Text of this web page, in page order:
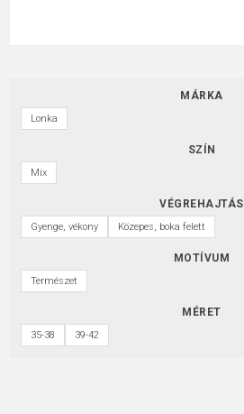
MÁRKA
Lonka
SZÍN
Mix
VÉGREHAJTÁS
Gyenge, vékony Közepes, boka felett
MOTÍVUM
Természet
MÉRET
35-38 39-42